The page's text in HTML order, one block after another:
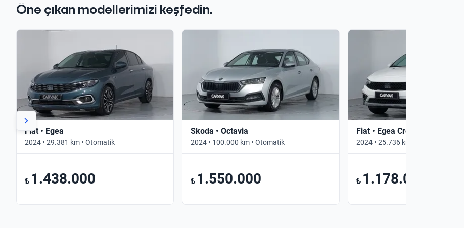
Öne çıkan modellerimizi keşfedin.
Fiat • Egea
2024 • 29.381 km • Otomatik
₺ 1.438.000
Skoda • Octavia
2024 • 100.000 km • Otomatik
₺ 1.550.000
Fiat • Egea Cross
2024 • 25.736 km • Manuel
₺ 1.178.000